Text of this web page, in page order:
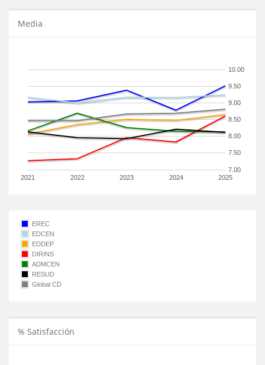
Media
2021 2022 2023 2024 2025
7.00
7.50
8.00
8.50
9.00
9.50
10.00
EREC
EDCEN
EDDEP
DIRINS
ADMCEN
RESUD
Global CD
% Satisfacción